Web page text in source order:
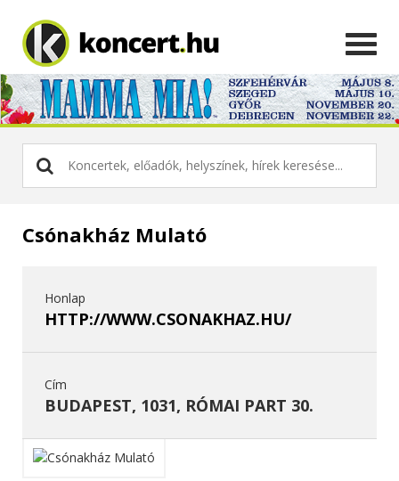
Csónakház Mulató
Honlap
HTTP://WWW.CSONAKHAZ.HU/
Cím
BUDAPEST, 1031, RÓMAI PART 30.